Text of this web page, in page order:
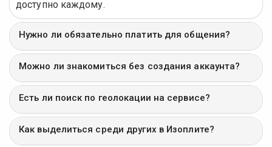
доступно каждому.
Нужно ли обязательно платить для общения?
Можно ли знакомиться без создания аккаунта?
Есть ли поиск по геолокации на сервисе?
Как выделиться среди других в Изоплите?